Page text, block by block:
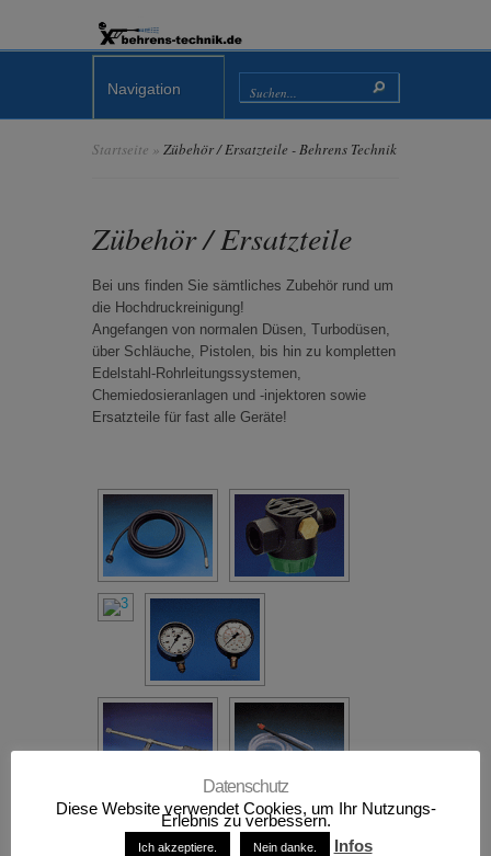
Navigation
Startseite » Zübehör / Ersatzteile - Behrens Technik
Zübehör / Ersatzteile
Bei uns finden Sie sämtliches Zubehör rund um
die Hochdruckreinigung!
Angefangen von normalen Düsen, Turbodüsen,
über Schläuche, Pistolen, bis hin zu kompletten
Edelstahl-Rohrleitungssystemen,
Chemiedosieranlagen und -injektoren sowie
Ersatzteile für fast alle Geräte!
Datenschutz
Diese Website verwendet Cookies, um Ihr Nutzungs-
Erlebnis zu verbessern.
Ich akzeptiere. Nein danke. Infos